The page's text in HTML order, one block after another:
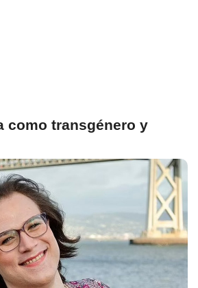
como transgénero y